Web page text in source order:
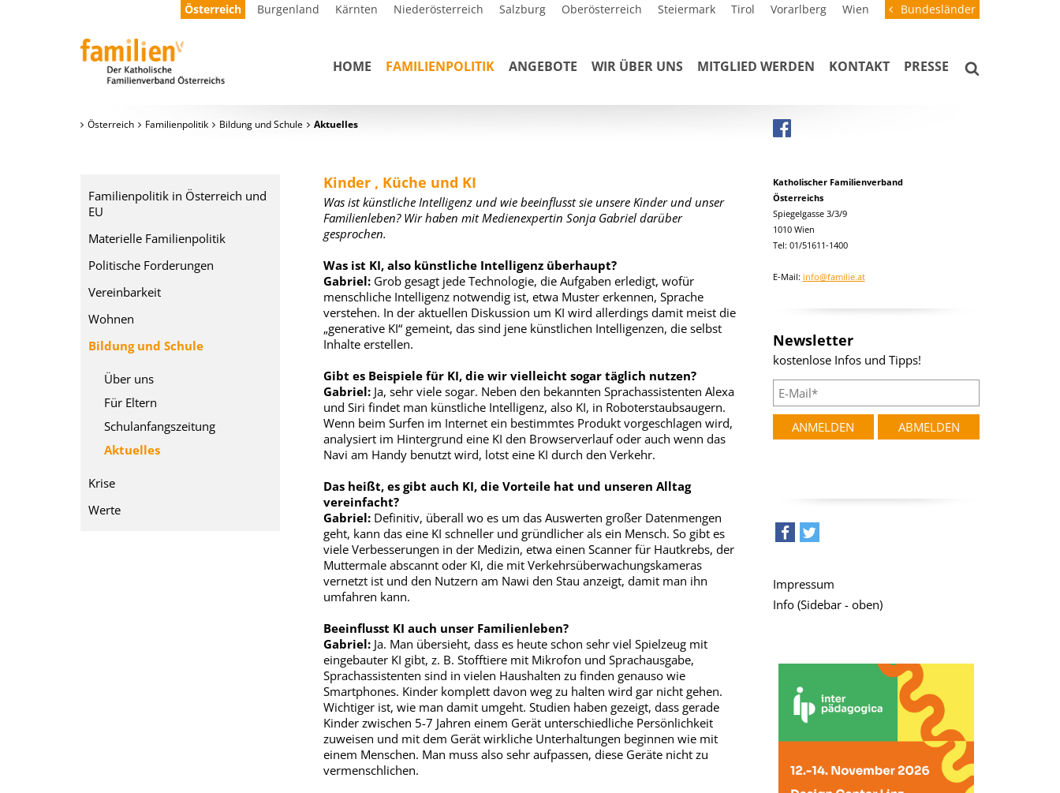
Österreich Burgenland Kärnten Niederösterreich Salzburg Oberösterreich Steiermark Tirol Vorarlberg Wien Bundesländer
HOME FAMILIENPOLITIK ANGEBOTE WIR ÜBER UNS MITGLIED WERDEN KONTAKT PRESSE
Österreich Familienpolitik Bildung und Schule Aktuelles
Kinder , Küche und KI
Was ist künstliche Intelligenz und wie beeinflusst sie unsere Kinder und unser
Familienleben? Wir haben mit Medienexpertin Sonja Gabriel darüber
gesprochen.
Was ist KI, also künstliche Intelligenz überhaupt?
Gabriel:Grob gesagt jede Technologie, die Aufgaben erledigt, wofür
menschliche Intelligenz notwendig ist, etwa Muster erkennen, Sprache
verstehen. In der aktuellen Diskussion um KI wird allerdings damit meist die
„generative KI“ gemeint, das sind jene künstlichen Intelligenzen, die selbst
Inhalte erstellen.
Gibt es Beispiele für KI, die wir vielleicht sogar täglich nutzen?
Gabriel:Ja, sehr viele sogar. Neben den bekannten Sprachassistenten Alexa
und Siri findet man künstliche Intelligenz, also KI, in Roboterstaubsaugern.
Wenn beim Surfen im Internet ein bestimmtes Produkt vorgeschlagen wird,
analysiert im Hintergrund eine KI den Browserverlauf oder auch wenn das
Navi am Handy benutzt wird, lotst eine KI durch den Verkehr.
Das heißt, es gibt auch KI, die Vorteile hat und unseren Alltag
vereinfacht?
Gabriel:Definitiv, überall wo es um das Auswerten großer Datenmengen
geht, kann das eine KI schneller und gründlicher als ein Mensch. So gibt es
viele Verbesserungen in der Medizin, etwa einen Scanner für Hautkrebs, der
Muttermale abscannt oder KI, die mit Verkehrsüberwachungskameras
vernetzt ist und den Nutzern am Nawi den Stau anzeigt, damit man ihn
umfahren kann.
Beeinflusst KI auch unser Familienleben?
Gabriel:Ja. Man übersieht, dass es heute schon sehr viel Spielzeug mit
eingebauter KI gibt, z. B. Stofftiere mit Mikrofon und Sprachausgabe,
Sprachassistenten sind in vielen Haushalten zu finden genauso wie
Smartphones. Kinder komplett davon weg zu halten wird gar nicht gehen.
Wichtiger ist, wie man damit umgeht. Studien haben gezeigt, dass gerade
Kinder zwischen 5-7 Jahren einem Gerät unterschiedliche Persönlichkeit
zuweisen und mit dem Gerät wirkliche Unterhaltungen beginnen wie mit
einem Menschen. Man muss also sehr aufpassen, diese Geräte nicht zu
vermenschlichen.
Familienpolitik in Österreich und
EU
Materielle Familienpolitik
Politische Forderungen
Vereinbarkeit
Wohnen
Bildung und Schule
Über uns
Für Eltern
Schulanfangszeitung
Aktuelles
Krise
Werte
Katholischer Familienverband
Österreichs
Spiegelgasse 3/3/9
1010 Wien
Tel: 01/51611-1400
E-Mail: info@familie.at
Newsletter
kostenlose Infos und Tipps!
Impressum
Info (Sidebar - oben)